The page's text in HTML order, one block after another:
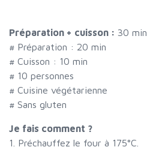
Préparation + cuisson : 30 min
# Préparation : 20 min
# Cuisson : 10 min
# 10 personnes
# Cuisine végétarienne
# Sans gluten
Je fais comment ?
1. Préchauffez le four à 175°C.